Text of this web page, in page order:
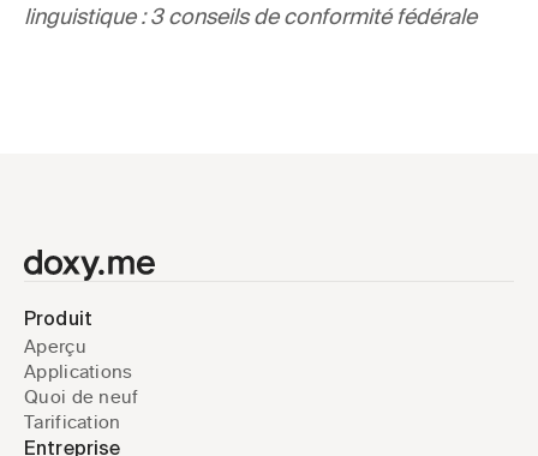
linguistique : 3 conseils de conformité fédérale
Produit
Aperçu
Applications
Quoi de neuf
Tarification
Entreprise